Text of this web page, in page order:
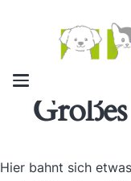
Hier bahnt sich